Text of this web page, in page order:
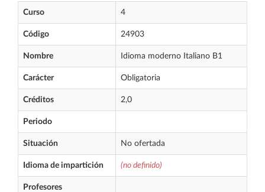
Curso 4
Código 24903
Nombre Idioma moderno Italiano B1
Carácter Obligatoria
Créditos 2,0
Periodo
Situación No ofertada
Idioma de impartición (no definido)
Profesores